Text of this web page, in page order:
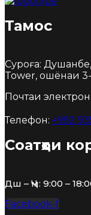
Тамос
Суроға:
Tower, ошёнаи 3-
Почтаи
Телефон: +992
Соатҳои
Дш – Ҷм: 9:00 –
Facebook-f